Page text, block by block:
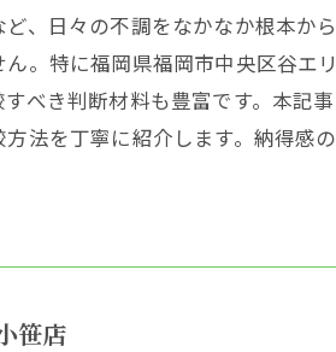
、日々の不調をなかなか根本か
。特に福岡県福岡市中央区谷エ
べき判断材料も豊富です。本
法を丁寧に紹介します。納得
笹店